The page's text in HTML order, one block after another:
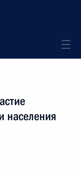
населения